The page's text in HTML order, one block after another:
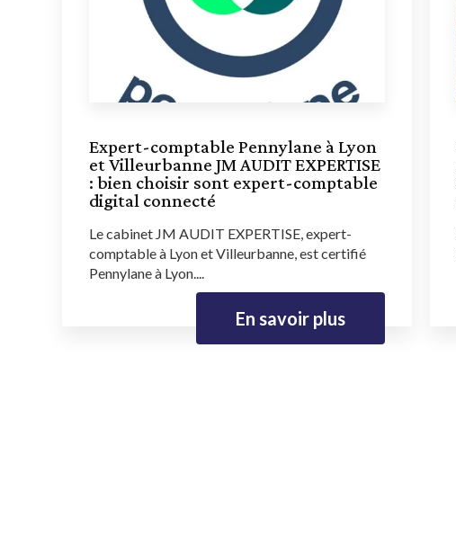
Expert-comptable Pennylane à Lyon
et Villeurbanne JM AUDIT EXPERTISE
: bien choisir sont expert-comptable
digital connecté
Le cabinet JM AUDIT EXPERTISE, expert-
comptable à Lyon et Villeurbanne, est certifié
Pennylane à Lyon....
En savoir plus